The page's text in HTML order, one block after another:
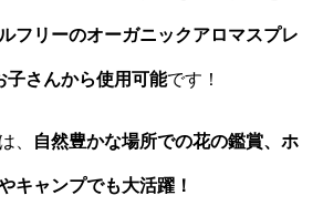
フリーのオーガニックアロマスプレ
子さんから使用可能です！
、 自然豊かな場所での花の鑑賞、ホ
キャンプでも大活躍！